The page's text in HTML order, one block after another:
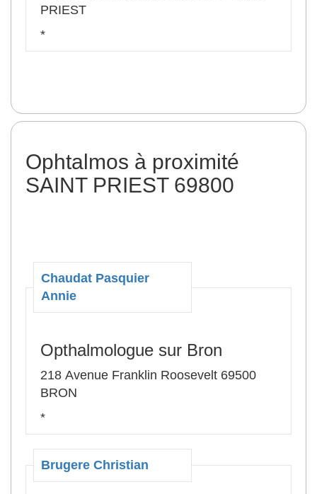
PRIEST
*
Ophtalmos à proximité
SAINT PRIEST 69800
Chaudat Pasquier
Annie
Opthalmologue sur Bron
218 Avenue Franklin Roosevelt 69500
BRON
*
Brugere Christian